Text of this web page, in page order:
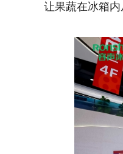
让果蔬在冰箱内